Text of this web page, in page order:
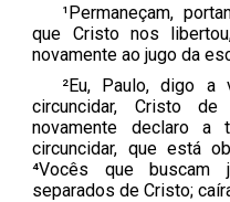
¹Permaneçam,
que Cristo nos
novamente ao jugo da
²Eu, Paulo, digo
circuncidar, Cristo
novamente declaro
circuncidar, que está
⁴Vocês que buscam
separados de Cristo;